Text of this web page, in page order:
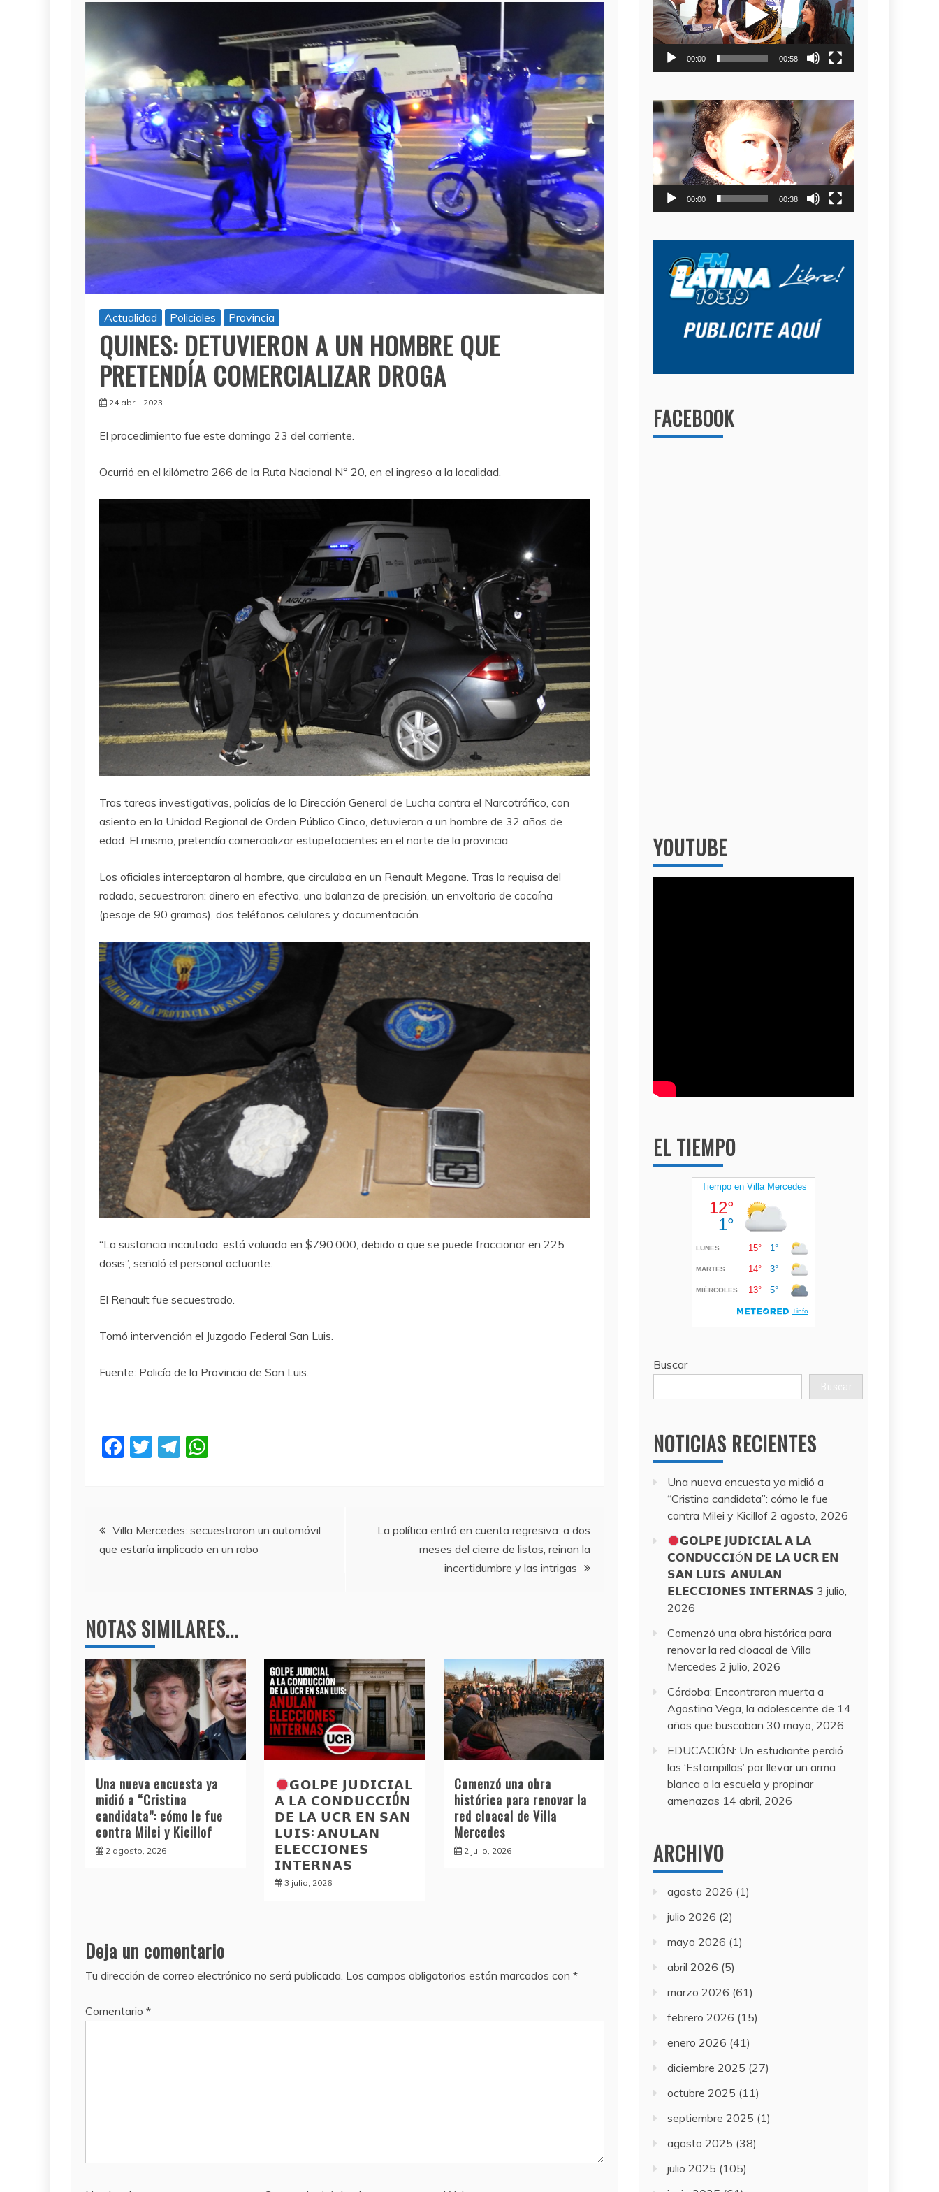
Actualidad Policiales Provincia
QUINES: DETUVIERON A UN HOMBRE QUE
PRETENDÍA COMERCIALIZAR DROGA
24 abril, 2023
El procedimiento fue este domingo 23 del corriente.
Ocurrió en el kilómetro 266 de la Ruta Nacional N° 20, en el ingreso a la localidad.
Tras tareas investigativas, policías de la Dirección General de Lucha contra el Narcotráfico, con
asiento en la Unidad Regional de Orden Público Cinco, detuvieron a un hombre de 32 años de
edad. El mismo, pretendía comercializar estupefacientes en el norte de la provincia.
Los oficiales interceptaron al hombre, que circulaba en un Renault Megane. Tras la requisa del
rodado, secuestraron: dinero en efectivo, una balanza de precisión, un envoltorio de cocaína
(pesaje de 90 gramos), dos teléfonos celulares y documentación.
“La sustancia incautada, está valuada en $790.000, debido a que se puede fraccionar en 225
dosis”, señaló el personal actuante.
El Renault fue secuestrado.
Tomó intervención el Juzgado Federal San Luis.
Fuente: Policía de la Provincia de San Luis.
F
b
o
T
T
a
m
A
p
Navegación
de
Villa Mercedes: secuestraron un automóvil
que estaría implicado en un robo
La política entró en cuenta regresiva: a dos
meses del cierre de listas, reinan la
incertidumbre y las intrigas
NOTAS SIMILARES...
Una nueva encuesta ya
midió a “Cristina
candidata”: cómo le fue
contra Milei y Kicillof
2 agosto, 2026
𝗚𝗢𝗟𝗣𝗘 𝗝𝗨𝗗𝗜𝗖𝗜𝗔𝗟
𝗔 𝗟𝗔 𝗖𝗢𝗡𝗗𝗨𝗖𝗖𝗜Ó𝗡
𝗗𝗘 𝗟𝗔 𝗨𝗖𝗥 𝗘𝗡 𝗦𝗔𝗡
𝗟𝗨𝗜𝗦: 𝗔𝗡𝗨𝗟𝗔𝗡
𝗘𝗟𝗘𝗖𝗖𝗜𝗢𝗡𝗘𝗦
𝗜𝗡𝗧𝗘𝗥𝗡𝗔𝗦
3 julio, 2026
Comenzó una obra
histórica para renovar la
red cloacal de Villa
Mercedes
2 julio, 2026
Deja un comentario
Tu dirección de correo electrónico no será publicada. Los campos obligatorios están marcados con *
Comentario *
video
00:00 00:58
Reproductor
de
video
00:00 00:38
FACEBOOK
YOUTUBE
EL TIEMPO
Buscar
Buscar
NOTICIAS RECIENTES
Una nueva encuesta ya midió a
“Cristina candidata”: cómo le fue
contra Milei y Kicillof 2 agosto, 2026
𝗚𝗢𝗟𝗣𝗘 𝗝𝗨𝗗𝗜𝗖𝗜𝗔𝗟 𝗔 𝗟𝗔
𝗖𝗢𝗡𝗗𝗨𝗖𝗖𝗜Ó𝗡 𝗗𝗘 𝗟𝗔 𝗨𝗖𝗥 𝗘𝗡
𝗦𝗔𝗡 𝗟𝗨𝗜𝗦: 𝗔𝗡𝗨𝗟𝗔𝗡
𝗘𝗟𝗘𝗖𝗖𝗜𝗢𝗡𝗘𝗦 𝗜𝗡𝗧𝗘𝗥𝗡𝗔𝗦 3 julio,
2026
Comenzó una obra histórica para
renovar la red cloacal de Villa
Mercedes 2 julio, 2026
Córdoba: Encontraron muerta a
Agostina Vega, la adolescente de 14
años que buscaban 30 mayo, 2026
EDUCACIÓN: Un estudiante perdió
las ‘Estampillas’ por llevar un arma
blanca a la escuela y propinar
amenazas 14 abril, 2026
ARCHIVO
agosto 2026 (1)
julio 2026 (2)
mayo 2026 (1)
abril 2026 (5)
marzo 2026 (61)
febrero 2026 (15)
enero 2026 (41)
diciembre 2025 (27)
octubre 2025 (11)
septiembre 2025 (1)
agosto 2025 (38)
julio 2025 (105)